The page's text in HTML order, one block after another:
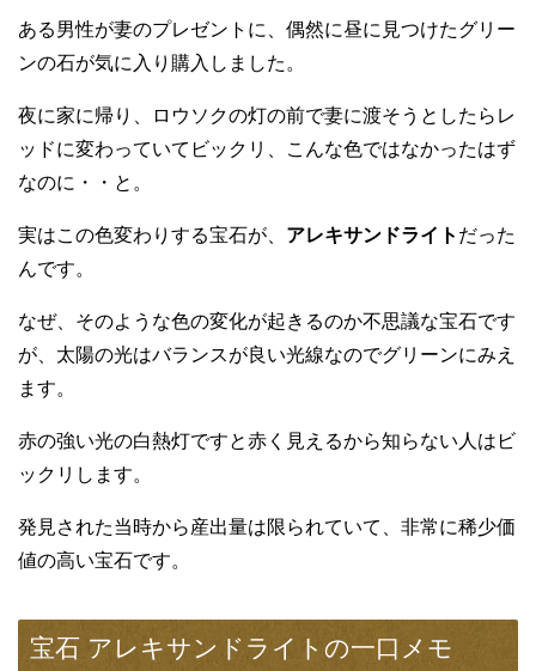
ある男性が妻のプレゼントに、偶然に昼に見つけたグリー
ンの石が気に入り購入しました。
夜に家に帰り、ロウソクの灯の前で妻に渡そうとしたらレ
ッドに変わっていてビックリ、こんな色ではなかったはず
なのに・・と。
実はこの色変わりする宝石が、 アレキサンドライト だった
んです。
なぜ、そのような色の変化が起きるのか不思議な宝石です
が、太陽の光はバランスが良い光線なのでグリーンにみえ
ます。
赤の強い光の白熱灯ですと赤く見えるから知らない人はビ
ックリします。
発見された当時から産出量は限られていて、非常に稀少価
値の高い宝石です。
宝石 アレキサンドライトの一口メモ